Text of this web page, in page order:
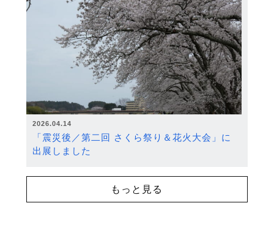
2026.04.14
「震災後／第二回 さくら祭り＆花火大会」に
出展しました
もっと見る